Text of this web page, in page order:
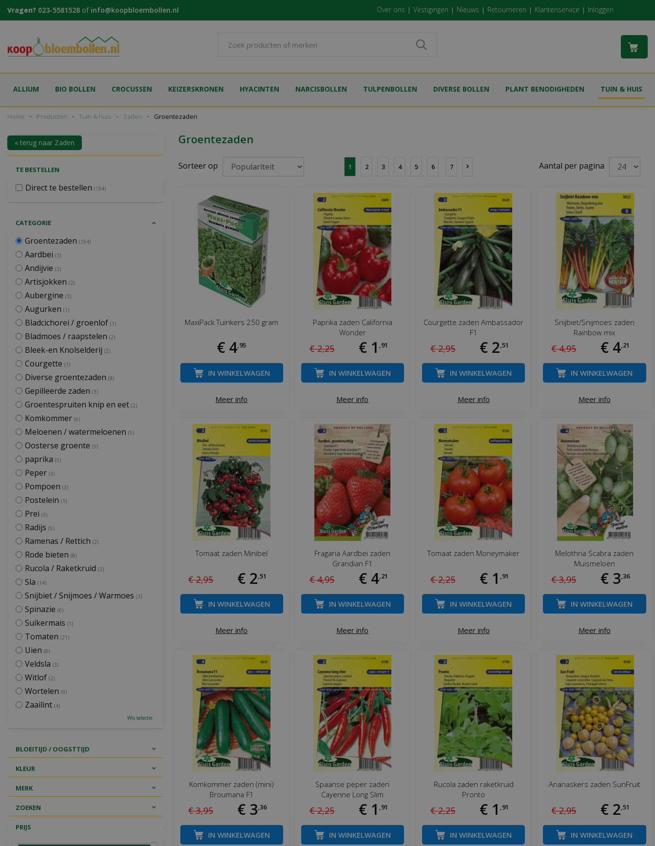
naar
Home Producten Tuin & huis Zaden Groentezaden
Vragen? 023-5581528 of info@koopbloembollen.nl Over ons Vestigingen Nieuws Retourneren Klantenservice Inloggen
ALLIUM BIO BOLLEN CROCUSSEN KEIZERSKRONEN HYACINTEN NARCISBOLLEN TULPENBOLLEN DIVERSE BOLLEN PLANT BENODIGHEDEN TUIN & HUIS
Groentezaden
Aantal per pagina
Sorteer op 1 2 3 4 5 6 7
MaxiPack Tuinkers 250 gram
€ 4 95
Meer info
IN WINKELWAGEN
Paprika zaden California
Wonder
€ 2,25 € 1 91
Meer info
IN WINKELWAGEN
Courgette zaden Ambassador
F1
€ 2,95 € 2 51
Meer info
IN WINKELWAGEN
Snijbiet/Snijmoes zaden
Rainbow mix
€ 4,95 € 4 21
Meer info
IN WINKELWAGEN
Tomaat zaden Minibel
€ 2,95 € 2 ,51
Meer info
IN WINKELWAGEN
Fragaria Aardbei zaden
Grandian F1
€ 4,95 € 4 21
Meer info
IN WINKELWAGEN
Tomaat zaden Moneymaker
€ 2,25 € 1 91
Meer info
IN WINKELWAGEN
Melothria Scabra zaden
Muismeloen
€ 3,95 € 3 ,36
Meer info
IN WINKELWAGEN
Komkommer zaden (mini)
Broumana F1
€ 3,95 € 3 ,36
IN WINKELWAGEN
Spaanse peper zaden
Cayenne Long Slim
€ 2,25 € 1 91
IN WINKELWAGEN
Rucola zaden raketkruid
Pronto
€ 2,25 € 1 91
IN WINKELWAGEN
Ananaskers zaden SunFruit
€ 2,95 € 2 ,51
IN WINKELWAGEN
« terug naar Zaden
TE BESTELLEN
Direct te bestellen (154)
CATEGORIE
Groentezaden (154)
Aardbei (3)
Andijvie (3)
Artisjokken (2)
Aubergine (3)
Augurken (1)
Bladcichorei / groenlof (1)
Bladmoes / raapstelen (2)
Bleek-en Knolselderij (2)
Courgette (7)
Diverse groentezaden (8)
Gepilleerde zaden (3)
Groentespruiten knip en eet (2)
Komkommer (6)
Meloenen / watermeloenen (5)
Oosterse groente (5)
paprika (5)
Peper (3)
Pompoen (3)
Postelein (1)
Prei (3)
Radijs (5)
Ramenas / Rettich (2)
Rode bieten (8)
Rucola / Raketkruid (2)
Sla (14)
Snijbiet / Snijmoes / Warmoes (3)
Spinazie (6)
Suikermais (1)
Tomaten (21)
Uien (8)
Veldsla (3)
Witlof (2)
Wortelen (9)
Zaailint (4)
Wis selectie
BLOEITIJD / OOGSTTIJD
KLEUR
MERK
ZOEKEN
PRIJS